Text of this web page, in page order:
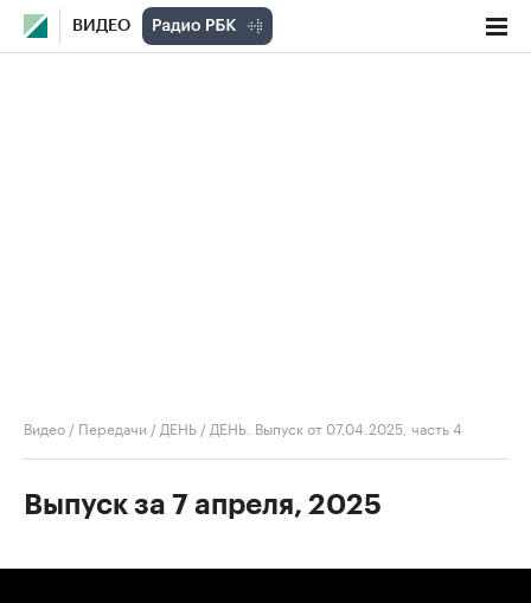
ВИДЕО
Видео / Передачи / ДЕНЬ / ДЕНЬ. Выпуск от 07.04.2025, часть 4
Выпуск за 7 апреля, 2025